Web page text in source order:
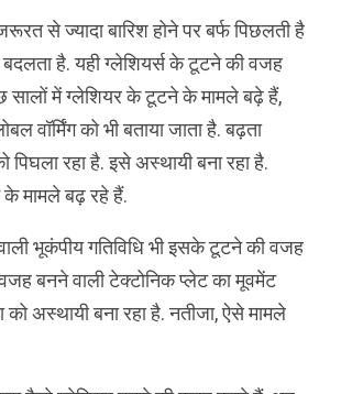
से ज्यादा बारिश होने पर बर्फ पिछलती है
है. यही ग्लेशियर्स के टूटने की वजह
सालों में ग्लेशियर के टूटने के मामले बढ़े हैं,
वॉर्मिंग को भी बताया जाता है. बढ़ता
पिघला रहा है. इसे अस्थायी बना रहा है.
मामले बढ़ रहे हैं.
भूकंपीय गतिविधि भी इसके टूटने की वजह
बनने वाली टेक्टोनिक प्लेट का मूवमेंट
अस्थायी बना रहा है. नतीजा, ऐसे मामले